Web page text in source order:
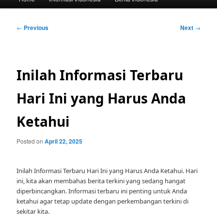
Post
← Previous Next →
Inilah Informasi Terbaru
Hari Ini yang Harus Anda
Ketahui
Posted onApril 22, 2025
Inilah Informasi Terbaru Hari Ini yang Harus Anda Ketahui. Hari
ini, kita akan membahas berita terkini yang sedang hangat
diperbincangkan. Informasi terbaru ini penting untuk Anda
ketahui agar tetap update dengan perkembangan terkini di
sekitar kita.